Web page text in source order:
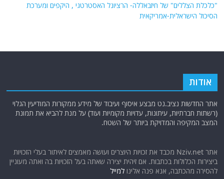
"כלכלת הצללים" של חיזבאללה- הרציונל האסטרטגי , היקפים ומערכת
הסיכול הישראלית-אמריקאית
אודות
אתר החדשות נציב.נט מבצע איסוף ועיבוד של מידע ממקורות המודיעין הגלוי
(רשתות חברתיות, עיתונות, עדויות מקומיות ועוד) על מנת להביא את תמונת
המצב המקיפה והמדויקת ביותר של השטח.
אתר Nziv.net מכבד את זכויות היוצרים ועושה מאמצים לאיתור בעלי הזכויות
ביצירות הכלולות בכתבות. אם זיהית יצירה שאתה בעל הזכויות בה ואתה מעוניין
להסירה מהכתבה, אנא פנה אלינולמייל